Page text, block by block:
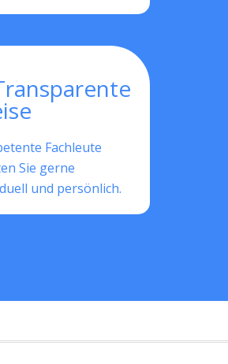
Fachleute
Sie gerne
und persönlich.